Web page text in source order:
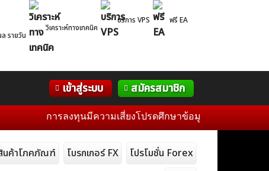
รายวัน
วิเคราะห์ทางเทคนิค
บริการ VPS ฟรี EA
เข้าสู่ระบบ สมัครสมาชิก
WelTrade กิจกรรม
ฟอรั่ม
การลงทุนมีความเสี่ยงโปรดศึกษาข้อมูลก่อนการตัดสินใจลง
นค้าโภคภัณฑ์ โบรกเกอร์ FX
โปรโมชั่น Forex